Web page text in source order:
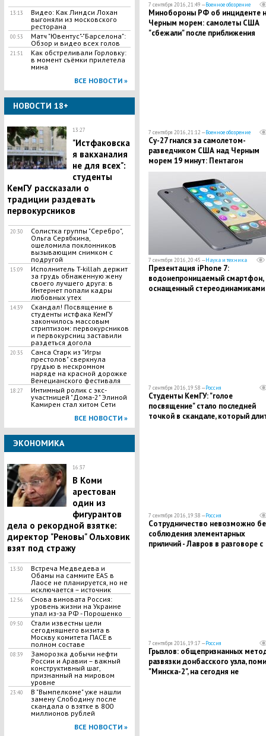
13:13
Видео: Как Линдси Лохан
выгоняли из московского
ресторана
00:53
Матч "Ювентус"-"Барселона":
Обзор и видео всех голов
21:51
Как обстреливали Горловку:
в момент съёмки прилетела
мина
ВСЕ НОВОСТИ »
НОВОСТИ 18+
13:27
"Истфаковска
я вакханалия
не для всех":
студенты
КемГУ рассказали о
традиции раздевать
первокурсников
20:30
Солистка группы "Серебро",
Ольга Серябкина,
ошеломила поклонников
вызывающим снимком с
подругой
15:09
Исполнитель T-killah держит
за грудь обнаженную жену
своего лучшего друга: в
Интернет попали кадры
любовных утех
14:39
Скандал! Посвящение в
студенты истфака КемГУ
закончилось массовым
стриптизом: первокурсников
и первокурсниц заставили
раздеться догола
20:35
Санса Старк из "Игры
престолов" сверкнула
грудью в нескромном
наряде на красной дорожке
Венецианского фестиваля
18:27
Интимный ролик с экс-
участницей "Дома-2" Элиной
Камирен стал хитом Сети
ВСЕ НОВОСТИ »
ЭКОНОМИКА
16:37
В Коми
арестован
один из
фигурантов
дела о рекордной взятке:
директор "Реновы" Ольховик
взят под стражу
13:30
Встреча Медведева и
Обамы на саммите EAS в
Лаосе не планируется, но не
исключается – источник
12:56
Снова виновата Россия:
уровень жизни на Украине
упал из-за РФ - Порошенко
09:50
Стали известны цели
сегодняшнего визита в
Москву комитета ПАСЕ в
полном составе
08:39
Заморозка добычи нефти
России и Аравии – важный
конструктивный шаг,
признанный на мировом
уровне
23:40
В "Вымпелкоме" уже нашли
замену Слободину после
скандала о взятке в 800
миллионов рублей
ВСЕ НОВОСТИ »
7 сентября 2016, 21:49 —Военное обозрение
Минобороны РФ об инциденте
Черным морем: самолеты США
"сбежали" после приближения
7 сентября 2016, 21:12 —Военное обозрение
Су-27 гнался за самолетом-
разведчиком США над Черным
морем 19 минут: Пентагон
рассказал свою версию
7 сентября 2016, 20:45 —Наука и техника
Презентация iPhone 7:
водонепроницаемый смартфон,
оснащенный стереодинамиками
7 сентября 2016, 19:58 —Россия
Студенты КемГУ: "голое
посвящение" стало последней
точкой в скандале, который
7 сентября 2016, 19:38 —Россия
Сотрудничество невозможно
соблюдения элементарных
приличий - Лавров в разговоре с
7 сентября 2016, 19:17 —Россия
Грызлов: общепризнанных
развязки донбасского узла,
"Минска-2", на сегодня не